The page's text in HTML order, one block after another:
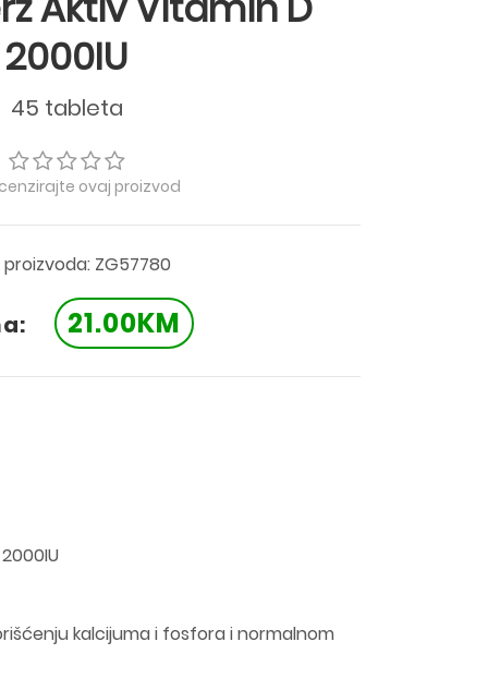
2000IU
45 tableta
ovaj proizvod
ZG57780
21.00KM
kalcijuma i fosfora i normalnom